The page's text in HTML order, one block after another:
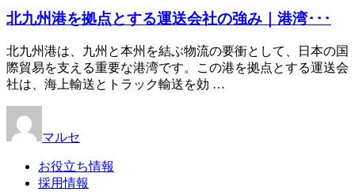
北九州港を拠点とする運送会社の強み｜港湾･･･
北九州港は、九州と本州を結ぶ物流の要衝として、日本の国
際貿易を支える重要な港湾です。この港を拠点とする運送会
社は、海上輸送とトラック輸送を効 …
マルセ
お役立ち情報
採用情報